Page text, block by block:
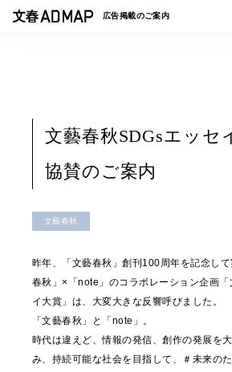
広告掲載のご案内
事例一覧
文藝春秋SDGsエッ
協賛のご案内
文藝春秋
昨年、「文藝春秋」創刊100周年を記念し
春秋」×「note」のコラボレーション企画「
イ大賞」は、大変大きな反響呼びました。
「文藝春秋」と「note」。
時代は違えど、情報の発信、創作の発展を
み、持続可能な社会を目指して、＃未来の